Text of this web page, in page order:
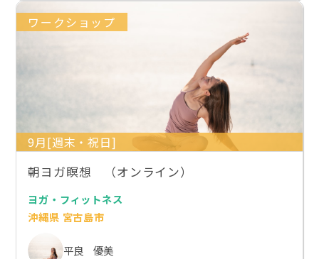
ワークショップ
9月[週末・祝日]
朝ヨガ瞑想 （オンライン）
ヨガ・フィットネス
沖縄県 宮古島市
平良 優美